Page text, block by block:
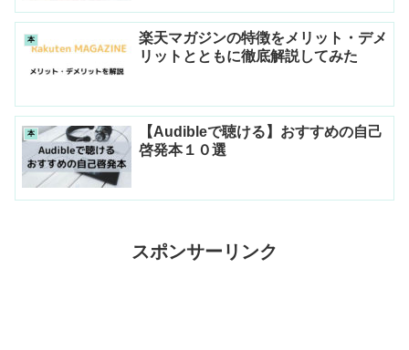
本
楽天マガジンの特徴をメリット・デメ
リットとともに徹底解説してみた
本
【Audibleで聴ける】おすすめの自己
啓発本１０選
スポンサーリンク